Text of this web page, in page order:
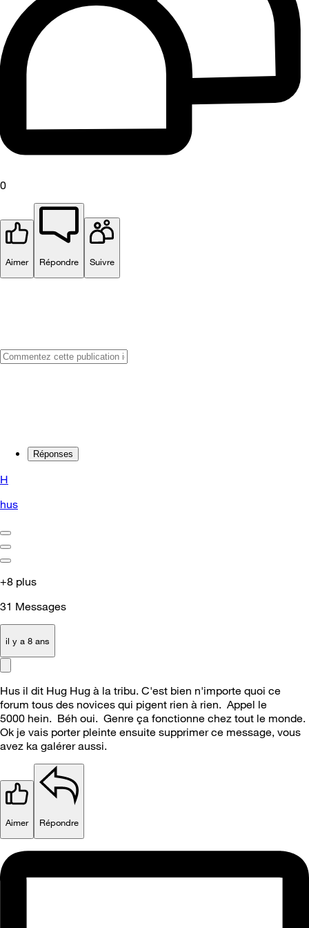
0
Aimer Répondre Suivre
Réponses
H
hus
+8 plus
31 Messages
il y a 8 ans
Hus il dit Hug Hug à la tribu. C'est bien n'importe quoi ce
forum tous des novices qui pigent rien à rien. Appel le
5000 hein. Béh oui. Genre ça fonctionne chez tout le monde.
Ok je vais porter pleinte ensuite supprimer ce message, vous
avez ka galérer aussi.
Aimer Répondre